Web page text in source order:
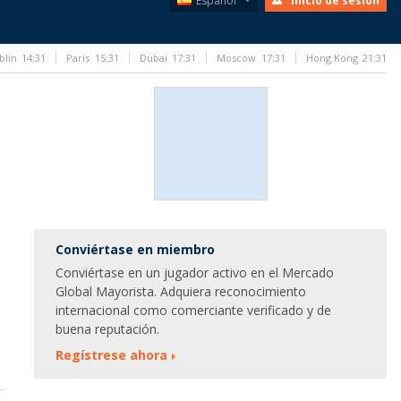
Conviértase en miembro
Conviértase en un jugador activo en el Mercado
Global Mayorista. Adquiera reconocimiento
internacional como comerciante verificado y de
buena reputación.
Regístrese ahora
14:31 Paris 15:31 Dubai 17:31 Moscow 17:31 Hong Kong 21:31